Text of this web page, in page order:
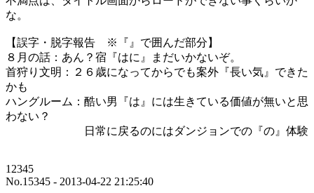
な。
【誤字・脱字報告 ※『』で囲んだ部分】
８月の話：あん？宿『はに』まだいかないぞ。
首狩り文明：２６歳になってからでも案外『長い気』できた
かも
ハングルーム：酷い男『は』には生きている価値が無いと思
わない？
日常に戻るのにはダンジョンでの『の』体験
12345
No.15345 - 2013-04-22 21:25:40